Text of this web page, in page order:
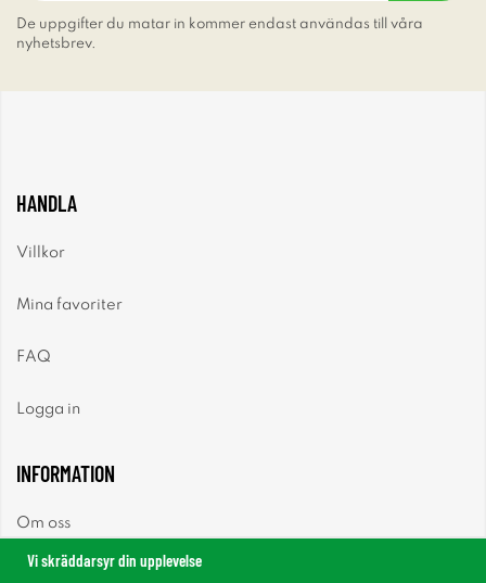
De uppgifter du matar in kommer endast användas till våra
nyhetsbrev.
HANDLA
Villkor
Mina favoriter
FAQ
Logga in
INFORMATION
Om oss
Vi skräddarsyr din upplevelse